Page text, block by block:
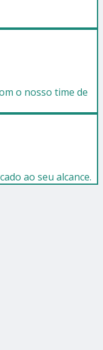
o nosso time de
ao seu alcance.